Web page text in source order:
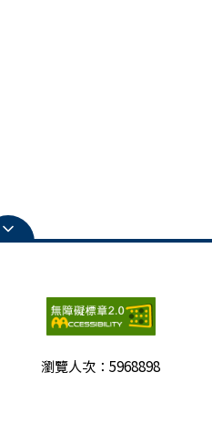
瀏覽人次：5968898